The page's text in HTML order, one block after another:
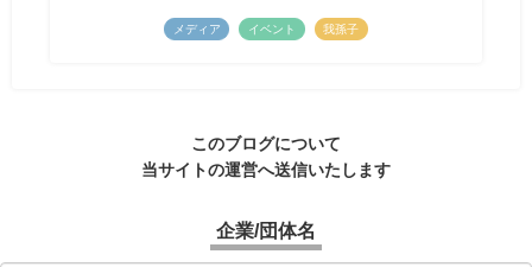
メディア イベント 我孫子
このブログについて
当サイトの運営へ送信いたします
企業/団体名